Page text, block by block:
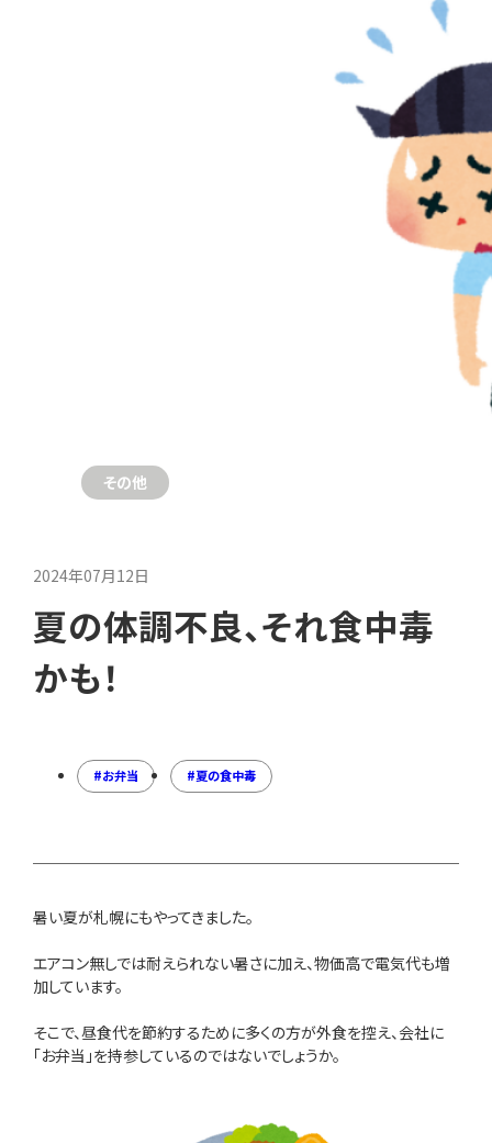
その他
2024年07月12日
夏の体調不良、それ食中毒
かも！
お弁当 夏の食中毒
暑い夏が札幌にもやってきました。
エアコン無しでは耐えられない暑さに加え、物価高で電気代も増
加しています。
そこで、昼食代を節約するために多くの方が外食を控え、会社に
「お弁当」を持参しているのではないでしょうか。